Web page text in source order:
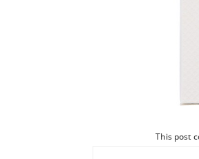
This post